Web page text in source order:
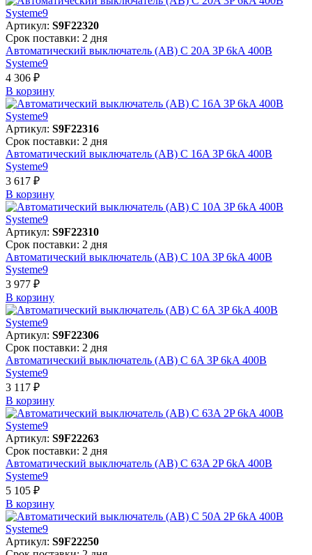
Артикул: S9F22320
Срок поставки: 2 дня
Автоматический выключатель (АВ) C 20A 3P 6kA 400В
Systeme9
4 306 ₽
В корзинy
Артикул: S9F22316
Срок поставки: 2 дня
Автоматический выключатель (АВ) C 16A 3P 6kA 400В
Systeme9
3 617 ₽
В корзинy
Артикул: S9F22310
Срок поставки: 2 дня
Автоматический выключатель (АВ) C 10A 3P 6kA 400В
Systeme9
3 977 ₽
В корзинy
Артикул: S9F22306
Срок поставки: 2 дня
Автоматический выключатель (АВ) C 6A 3P 6kA 400В
Systeme9
3 117 ₽
В корзинy
Артикул: S9F22263
Срок поставки: 2 дня
Автоматический выключатель (АВ) C 63A 2P 6kA 400В
Systeme9
5 105 ₽
В корзинy
Артикул: S9F22250